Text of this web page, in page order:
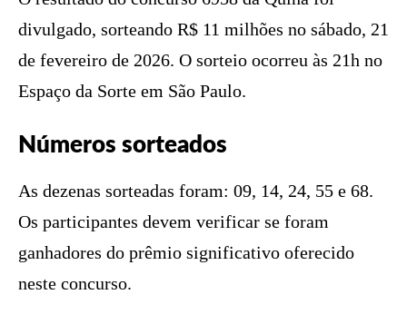
divulgado, sorteando R$ 11 milhões no sábado, 21
de fevereiro de 2026. O sorteio ocorreu às 21h no
Espaço da Sorte em São Paulo.
Números sorteados
As dezenas sorteadas foram: 09, 14, 24, 55 e 68.
Os participantes devem verificar se foram
ganhadores do prêmio significativo oferecido
neste concurso.